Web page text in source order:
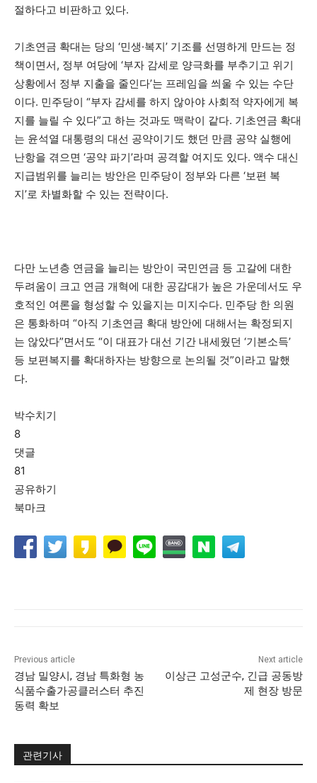
절하다고 비판하고 있다.
기초연금 확대는 당의 ‘민생·복지’ 기조를 선명하게 만드는 정
책이면서, 정부 여당에 ‘부자 감세로 양극화를 부추기고 위기
상황에서 정부 지출을 줄인다’는 프레임을 씌울 수 있는 수단
이다. 민주당이 “부자 감세를 하지 않아야 사회적 약자에게 복
지를 늘릴 수 있다”고 하는 것과도 맥락이 같다. 기초연금 확대
는 윤석열 대통령의 대선 공약이기도 했던 만큼 공약 실행에
난항을 겪으면 ‘공약 파기’라며 공격할 여지도 있다. 액수 대신
지급범위를 늘리는 방안은 민주당이 정부와 다른 ‘보편 복
지’로 차별화할 수 있는 전략이다.
다만 노년층 연금을 늘리는 방안이 국민연금 등 고갈에 대한
두려움이 크고 연금 개혁에 대한 공감대가 높은 가운데서도 우
호적인 여론을 형성할 수 있을지는 미지수다. 민주당 한 의원
은 통화하며 “아직 기초연금 확대 방안에 대해서는 확정되지
는 않았다”면서도 “이 대표가 대선 기간 내세웠던 ‘기본소득’
등 보편복지를 확대하자는 방향으로 논의될 것”이라고 말했
다.
박수치기
8
댓글
81
공유하기
북마크
Previous article
경남 밀양시, 경남 특화형 농
식품수출가공클러스터 추진
동력 확보
Next article
이상근 고성군수, 긴급 공동방
제 현장 방문
관련기사